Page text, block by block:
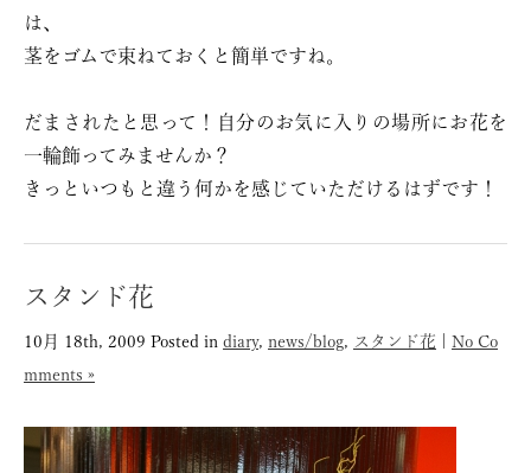
は、
茎をゴムで束ねておくと簡単ですね。
だまされたと思って！自分のお気に入りの場所にお花を
一輪飾ってみませんか？
きっといつもと違う何かを感じていただけるはずです！
スタンド花
10月 18th, 2009 Posted in diary, news/blog, スタンド花
No Co
mments »